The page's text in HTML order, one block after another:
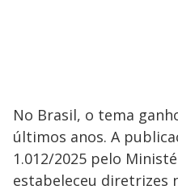
No Brasil, o tema
últimos anos. A
1.012/2025 pelo
estabeleceu diretrizes